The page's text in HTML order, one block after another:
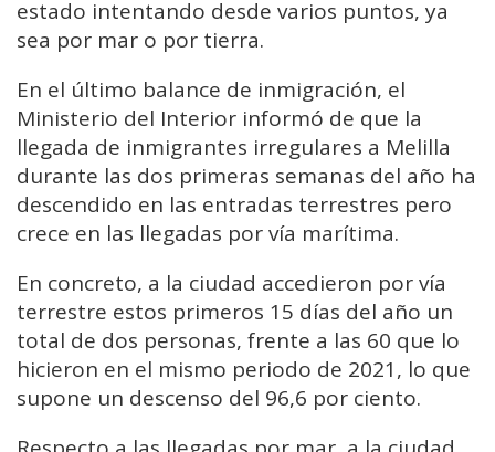
estado intentando desde varios puntos, ya
sea por mar o por tierra.
En el último balance de inmigración, el
Ministerio del Interior informó de que la
llegada de inmigrantes irregulares a Melilla
durante las dos primeras semanas del año ha
descendido en las entradas terrestres pero
crece en las llegadas por vía marítima.
En concreto, a la ciudad accedieron por vía
terrestre estos primeros 15 días del año un
total de dos personas, frente a las 60 que lo
hicieron en el mismo periodo de 2021, lo que
supone un descenso del 96,6 por ciento.